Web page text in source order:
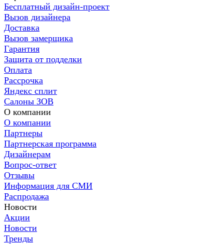
Бесплатный дизайн-проект
Вызов дизайнера
Доставка
Вызов замерщика
Гарантия
Защита от подделки
Оплата
Рассрочка
Яндекс сплит
Салоны ЗОВ
О компании
О компании
Партнеры
Партнерская программа
Дизайнерам
Вопрос-ответ
Отзывы
Информация для СМИ
Распродажа
Новости
Акции
Новости
Тренды